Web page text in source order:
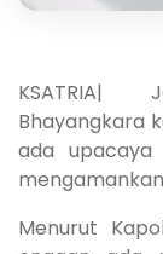
KSATRIA|
Bhayangkara
ada
Menurut